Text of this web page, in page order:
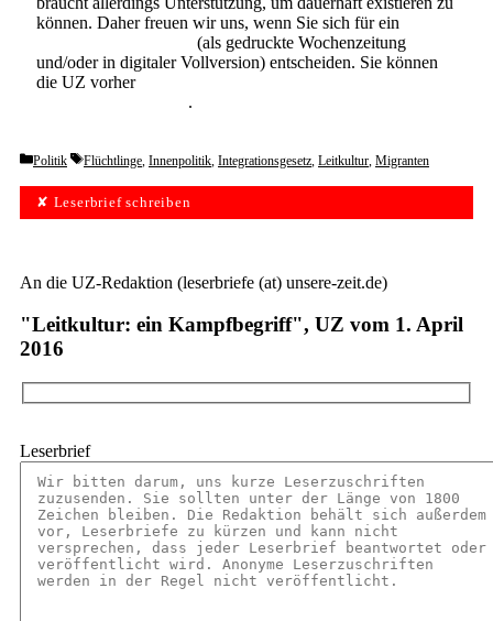
können. Daher freuen wir uns, wenn Sie sich für ein
(als gedruckte Wochenzeitung
und/oder in digitaler Vollversion) entscheiden. Sie können
die UZ vorher
.
Categories
Politik Tags
Flüchtlinge, Innenpolitik, Integrationsgesetz, Leitkultur, Migranten
✘ Leserbrief schreiben
An die UZ-Redaktion (leserbriefe (at) unsere-zeit.de)
"Leitkultur: ein Kampfbegriff", UZ vom 1. April
2016
Leserbrief